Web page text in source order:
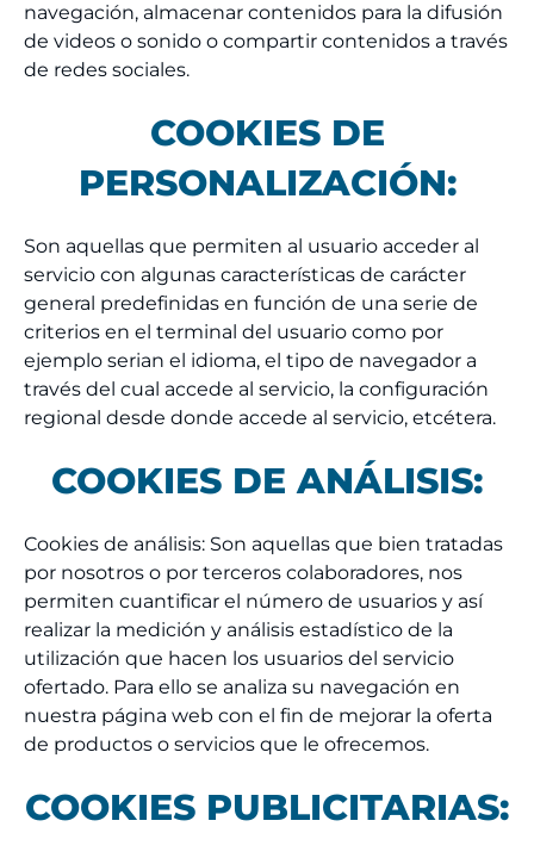
navegación, almacenar contenidos para la difusión
de videos o sonido o compartir contenidos a través
de redes sociales.
COOKIES DE
PERSONALIZACIÓN:
Son aquellas que permiten al usuario acceder al
servicio con algunas características de carácter
general predefinidas en función de una serie de
criterios en el terminal del usuario como por
ejemplo serian el idioma, el tipo de navegador a
través del cual accede al servicio, la configuración
regional desde donde accede al servicio, etcétera.
COOKIES DE ANÁLISIS:
Cookies de análisis: Son aquellas que bien tratadas
por nosotros o por terceros colaboradores, nos
permiten cuantificar el número de usuarios y así
realizar la medición y análisis estadístico de la
utilización que hacen los usuarios del servicio
ofertado. Para ello se analiza su navegación en
nuestra página web con el fin de mejorar la oferta
de productos o servicios que le ofrecemos.
COOKIES PUBLICITARIAS: